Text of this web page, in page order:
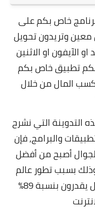
خاص بكم على
وتريدون تحويل
الآيفون او الاثنين
تطبيق خاص بكم
المال من خلال
التي نشرح
ن
أصبح من أفضل
بسبب تطور عالم
الجوال وأصبح مستخدموا الجوال يقدرون بنسبة 89%